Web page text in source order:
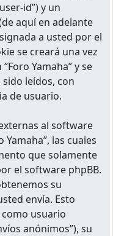
id”) y un
aquí en adelante
a usted por el
se creará una vez
Yamaha” y se
leídos, con
de usuario.
al software
las cuales
que solamente
el software phpBB.
su
envía. Esto
como usuario
anónimos”), su